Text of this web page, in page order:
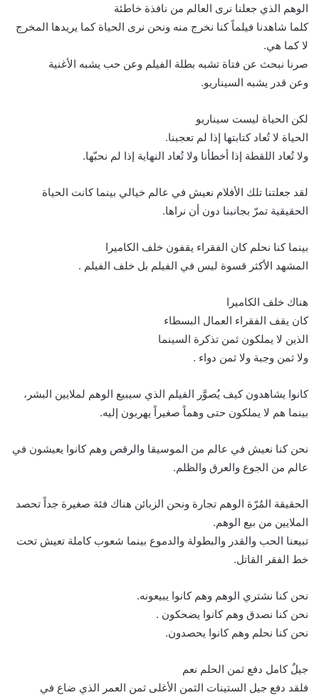
الوهم الذي جعلنا نرى العالم من نافذة خاطئة
كلما شاهدنا فيلماً كنا نخرج منه ونحن نرى الحياة كما يريدها المخرج
لا كما هي.
صرنا نبحث عن فتاة تشبه بطلة الفيلم وعن حب يشبه الأغنية
وعن قدر يشبه السيناريو.
لكن الحياة ليست سيناريو
الحياة لا تُعاد كتابتها إذا لم تعجبنا.
ولا تُعاد اللقطة إذا أخطأنا ولا تُعاد النهاية إذا لم نحبّها.
لقد جعلتنا تلك الأفلام نعيش في عالم خيالي بينما كانت الحياة
الحقيقية تمرّ بجانبنا دون أن نراها.
بينما كنا نحلم كان الفقراء يقفون خلف الكاميرا
المشهد الأكثر قسوة ليس في الفيلم بل خلف الفيلم .
هناك خلف الكاميرا
كان يقف الفقراء العمال البسطاء
الذين لا يملكون ثمن تذكرة السينما
ولا ثمن وجبة ولا ثمن دواء .
كانوا يشاهدون كيف يُصوَّر الفيلم الذي سيبيع الوهم لملايين البشر،
بينما هم لا يملكون حتى وهماً صغيراً يهربون إليه.
نحن كنا نعيش في عالم من الموسيقا والرقص وهم كانوا يعيشون في
عالم من الجوع والعرق والظلم.
الحقيقة المُرّة الوهم تجارة ونحن الزبائن هناك فئة صغيرة جداً تحصد
الملايين من بيع الوهم.
تبيعنا الحب والقدر والبطولة والدموع بينما شعوب كاملة تعيش تحت
خط الفقر القاتل.
نحن كنا نشتري الوهم وهم كانوا يبيعونه.
نحن كنا نصدق وهم كانوا يضحكون .
نحن كنا نحلم وهم كانوا يحصدون.
جيلٌ كامل دفع ثمن الحلم نعم
فلقد دفع جيل الستينات الثمن الأغلى ثمن العمر الذي ضاع في